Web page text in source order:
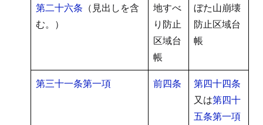
第二十六条 （見出しを含
む。）
地すべ
り防止
区域台
帳
ぼた山崩壊
防止区域台
帳
第三十一条第一項 前四条
第四十四条
又は第四十
五条第一項